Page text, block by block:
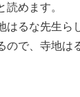
めます。
はるな先生ら
ので、寺地は